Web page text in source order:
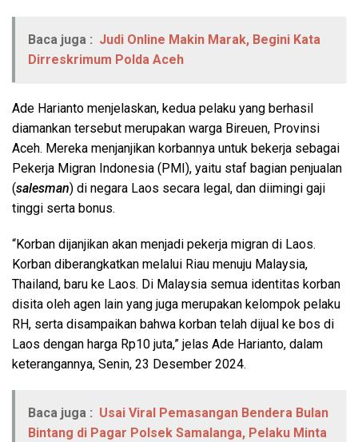
Baca juga : Judi Online Makin Marak, Begini Kata
Dirreskrimum Polda Aceh
Ade Harianto menjelaskan, kedua pelaku yang berhasil
diamankan tersebut merupakan warga Bireuen, Provinsi
Aceh. Mereka menjanjikan korbannya untuk bekerja sebagai
Pekerja Migran Indonesia (PMI), yaitu staf bagian penjualan
(salesman) di negara Laos secara legal, dan diimingi gaji
tinggi serta bonus.
“Korban dijanjikan akan menjadi pekerja migran di Laos.
Korban diberangkatkan melalui Riau menuju Malaysia,
Thailand, baru ke Laos. Di Malaysia semua identitas korban
disita oleh agen lain yang juga merupakan kelompok pelaku
RH, serta disampaikan bahwa korban telah dijual ke bos di
Laos dengan harga Rp10 juta,” jelas Ade Harianto, dalam
keterangannya, Senin, 23 Desember 2024.
Baca juga : Usai Viral Pemasangan Bendera Bulan
Bintang di Pagar Polsek Samalanga, Pelaku Minta